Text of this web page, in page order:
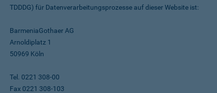
TDDDG) für Daten­verarbeitungs­prozesse auf dieser Website ist:
BarmeniaGothaer AG
Arnoldiplatz 1
50969 Köln
Tel. 0221 308-00
Fax 0221 308-103